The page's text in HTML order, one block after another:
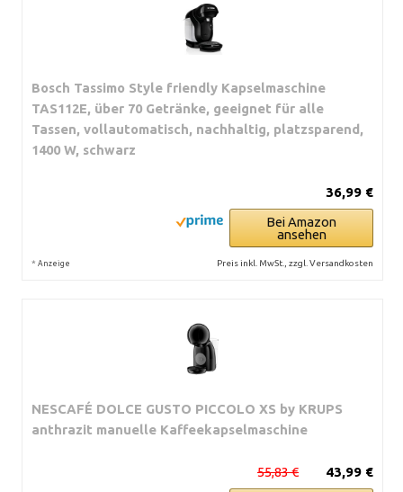
Bosch Tassimo Style friendly Kapselmaschine
TAS112E, über 70 Getränke, geeignet für alle
Tassen, vollautomatisch, nachhaltig, platzsparend,
1400 W, schwarz
36,99 €
Bei Amazon
ansehen
* Anzeige Preis inkl. MwSt., zzgl. Versandkosten
NESCAFÉ DOLCE GUSTO PICCOLO XS by KRUPS
anthrazit manuelle Kaffeekapselmaschine
43,99 €
55,83 €